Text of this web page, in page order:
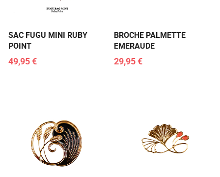
SAC FUGU MINI RUBY
POINT
49,95 €
BROCHE PALMETTE
EMERAUDE
29,95 €